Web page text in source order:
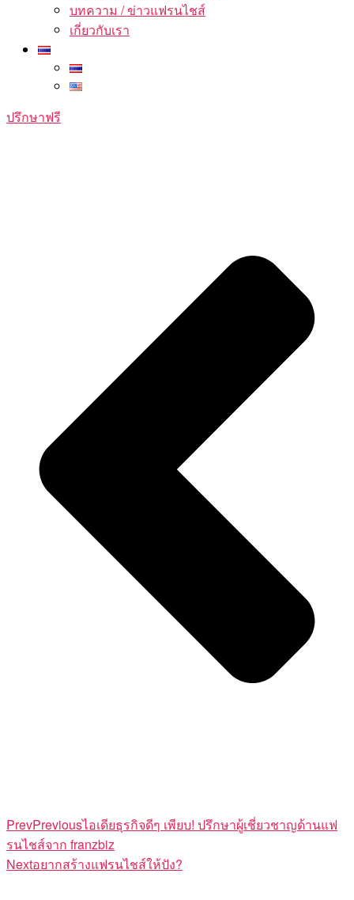
บทความ / ข่าวแฟรนไชส์
เกี่ยวกับเรา
ปรึกษาฟรี
PrevPreviousไอเดียธุรกิจดีๆ เพียบ! ปรึกษาผู้เชี่ยวชาญด้านแฟ
รนไชส์จาก franzbiz
Nextอยากสร้างแฟรนไชส์ให้ปัง?